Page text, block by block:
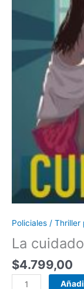
Policiales / Thriller
La
$4.799,00